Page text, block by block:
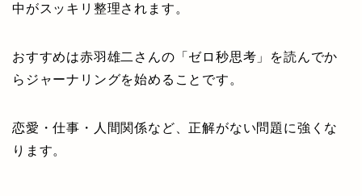
中がスッキリ整理されます。
おすすめは赤羽雄二さんの「ゼロ秒思考」を読んでか
らジャーナリングを始めることです。
恋愛・仕事・人間関係など、正解がない問題に強くな
ります。